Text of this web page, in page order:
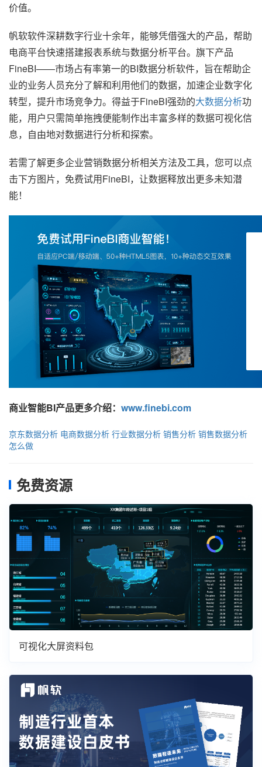
价值。
帆软软件深耕数字行业十余年，能够凭借强大的产品，帮助
电商平台快速搭建报表系统与数据分析平台。旗下产品
FineBI——市场占有率第一的BI数据分析软件，旨在帮助企
业的业务人员充分了解和利用他们的数据，加速企业数字化
转型，提升市场竞争力。得益于FineBI强劲的大数据分析功
能，用户只需简单拖拽便能制作出丰富多样的数据可视化信
息，自由地对数据进行分析和探索。
若需了解更多企业营销数据分析相关方法及工具，您可以点
击下方图片，免费试用FineBI，让数据释放出更多未知潜
能！
商业智能BI产品更多介绍： www.finebi.com
京东数据分析 电商数据分析 行业数据分析 销售分析 销售数据分析
怎么做
免费资源
可视化大屏资料包